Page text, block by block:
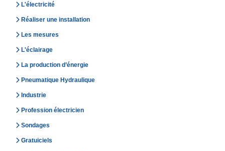
L'électricité
Réaliser une installation
Les mesures
L'éclairage
La production d’énergie
Pneumatique Hydraulique
Industrie
Profession électricien
Sondages
Gratuiciels